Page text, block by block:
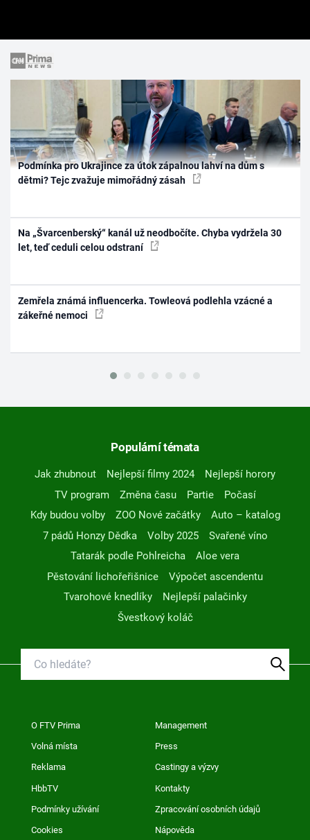
Podmínka pro Ukrajince za útok zápalnou lahví na dům s
dětmi? Tejc zvažuje mimořádný zásah
Na „Švarcenberský“ kanál už neodbočíte. Chyba vydržela 30
let, teď ceduli celou odstraní
Zemřela známá influencerka. Towleová podlehla vzácné a
zákeřné nemoci
Populární témata
Jak zhubnout Nejlepší filmy 2024
Nejlepší horory
TV program
Změna času Partie
Počasí
Kdy budou volby
ZOO Nové začátky
Auto – katalog
7 pádů Honzy Dědka
Volby 2025
Svařené víno
Tatarák podle Pohlreicha
Aloe vera
Pěstování lichořeřišnice
Výpočet ascendentu
Tvarohové knedlíky
Nejlepší palačinky
Švestkový koláč
O FTV Prima Management
Volná místa Press
Reklama Castingy a výzvy
HbbTV Kontakty
Podmínky užívání Zpracování osobních údajů
Cookies Nápověda